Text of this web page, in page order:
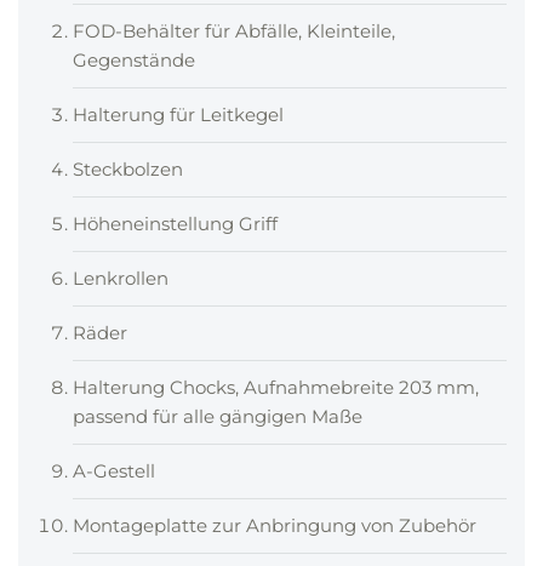
FOD-Behälter für Abfälle, Kleinteile,
Gegenstände
Halterung für Leitkegel
Steckbolzen
Höheneinstellung Griff
Lenkrollen
Räder
Halterung Chocks, Aufnahmebreite 203 mm,
passend für alle gängigen Maße
A-Gestell
Montageplatte zur Anbringung von Zubehör